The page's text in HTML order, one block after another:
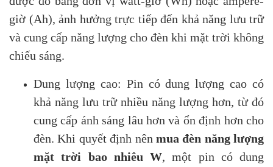
giờ (Ah), ảnh hưởng trực tiếp đến khả năng lưu trữ
và cung cấp năng lượng cho đèn khi mặt trời không
chiếu sáng.
Dung lượng cao: Pin có dung lượng cao có
khả năng lưu trữ nhiều năng lượng hơn, từ đó
cung cấp ánh sáng lâu hơn và ổn định hơn cho
đèn. Khi quyết định nên mua đèn năng lượng
mặt trời bao nhiêu W, một pin có dung